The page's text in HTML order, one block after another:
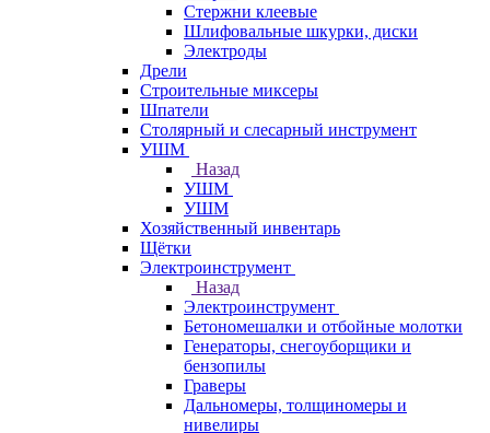
Стержни клеевые
Шлифовальные шкурки, диски
Электроды
Дрели
Строительные миксеры
Шпатели
Столярный и слесарный инструмент
УШМ
Назад
УШМ
УШМ
Хозяйственный инвентарь
Щётки
Электроинструмент
Назад
Электроинструмент
Бетономешалки и отбойные молотки
Генераторы, снегоуборщики и
бензопилы
Граверы
Дальномеры, толщиномеры и
нивелиры